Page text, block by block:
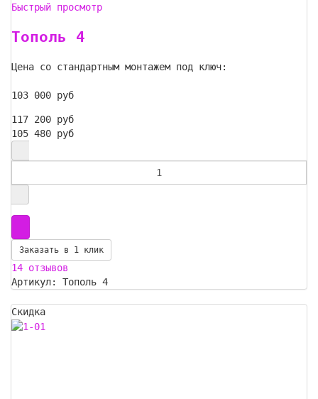
Быстрый просмотр
Тополь 4
Цена со стандартным монтажем под ключ:
103 000 руб
117 200 руб
105 480 руб
Заказать в 1 клик
14 отзывов
Артикул: Тополь 4
Скидка